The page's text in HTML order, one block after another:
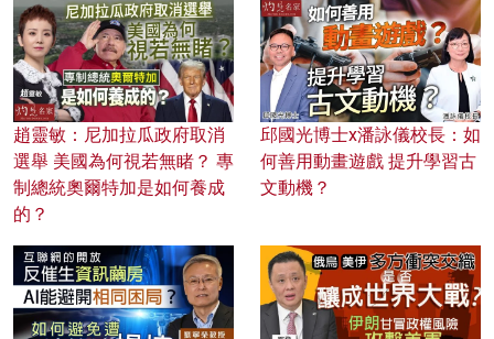
趙靈敏：尼加拉瓜政府取消
選舉 美國為何視若無睹？ 專
制總統奧爾特加是如何養成
的？
邱國光博士x潘詠儀校長：如
何善用動畫遊戲 提升學習古
文動機？